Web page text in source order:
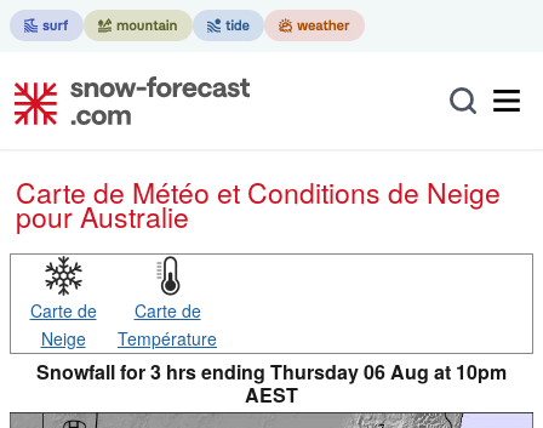
Carte de Météo et Conditions de Neige
pour Australie
Carte de
Neige
Carte de
Température
Snowfall for 3 hrs ending Thursday 06 Aug at 10pm
AEST